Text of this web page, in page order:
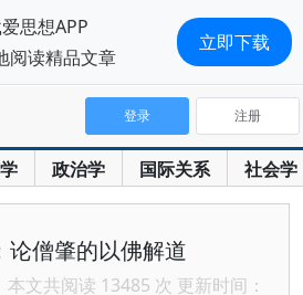
政治学 国际关系 社会学
登录 注册
论僧肇的以佛解道
本文共阅读 13485 次 更新时间：
思想APP
阅读精品文章
立即下载